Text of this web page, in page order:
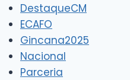
DestaqueCM
ECAFO
Gincana2025
Nacional
Parceria